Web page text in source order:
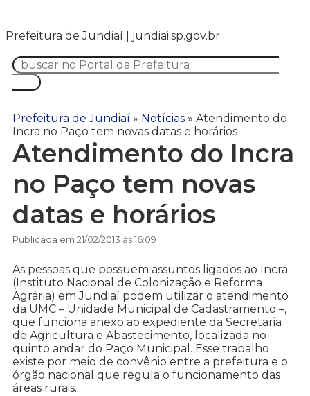
Prefeitura de Jundiaí | jundiai.sp.gov.br
Prefeitura de Jundiaí » Notícias » Atendimento do
Incra no Paço tem novas datas e horários
Atendimento do Incra
no Paço tem novas
datas e horários
Publicada em 21/02/2013 às 16:09
As pessoas que possuem assuntos ligados ao Incra
(Instituto Nacional de Colonização e Reforma
Agrária) em Jundiaí podem utilizar o atendimento
da UMC – Unidade Municipal de Cadastramento –,
que funciona anexo ao expediente da Secretaria
de Agricultura e Abastecimento, localizada no
quinto andar do Paço Municipal. Esse trabalho
existe por meio de convênio entre a prefeitura e o
órgão nacional que regula o funcionamento das
áreas rurais.